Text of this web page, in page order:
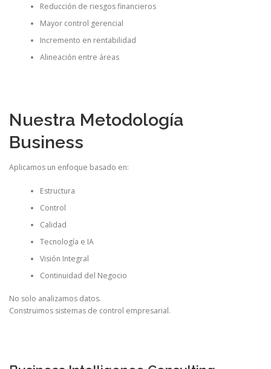
Reducción de riesgos financieros
Mayor control gerencial
Incremento en rentabilidad
Alineación entre áreas
Nuestra Metodología
Business
Aplicamos un enfoque basado en:
Estructura
Control
Calidad
Tecnología e IA
Visión Integral
Continuidad del Negocio
No solo analizamos datos.
Construimos sistemas de control empresarial.